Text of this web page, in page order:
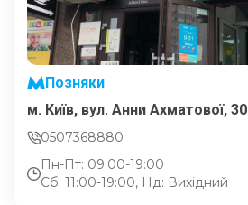
Позняки
м. Київ, вул. Анни Ахматової, 30
0507368880
Пн-Пт: 09:00-19:00
Сб: 11:00-19:00, Нд: Вихідний